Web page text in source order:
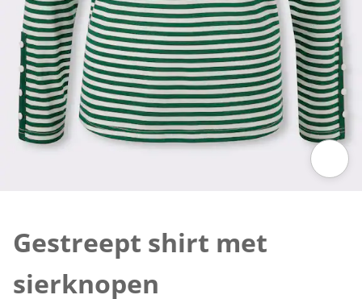
Gestreept shirt met
sierknopen